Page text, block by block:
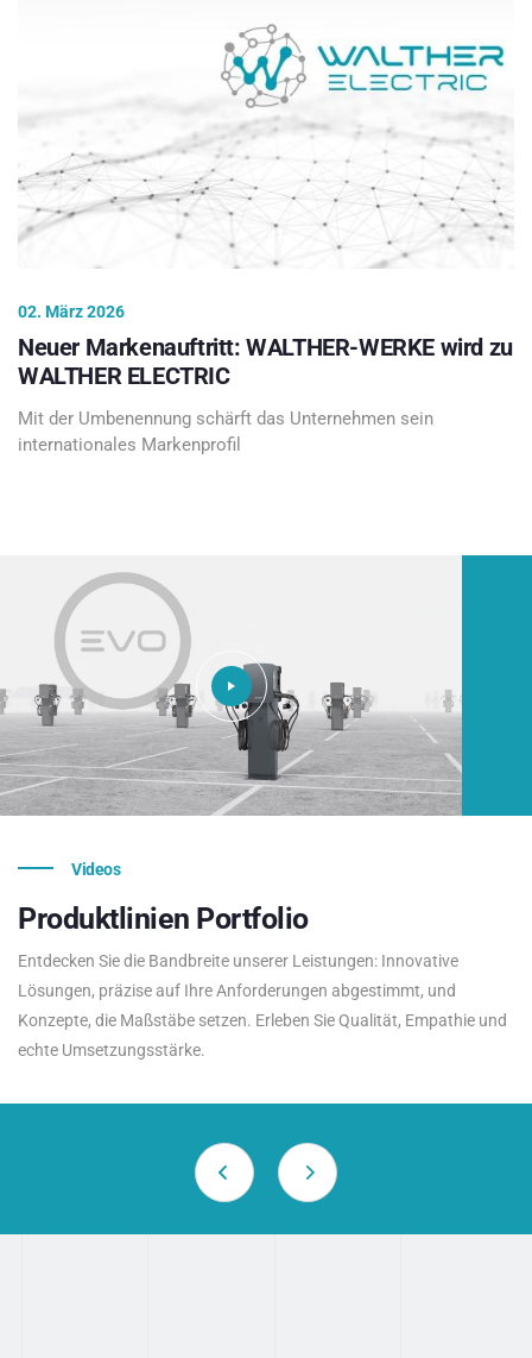
02. März 2026
Neuer Markenauftritt: WALTHER-WERKE wird zu
WALTHER ELECTRIC
Mit der Umbenennung schärft das Unternehmen sein
internationales Markenprofil
Videos
Produktlinien Portfolio
Entdecken Sie die Bandbreite unserer Leistungen: Innovative
Lösungen, präzise auf Ihre Anforderungen abgestimmt, und
Konzepte, die Maßstäbe setzen. Erleben Sie Qualität, Empathie und
echte Umsetzungsstärke.